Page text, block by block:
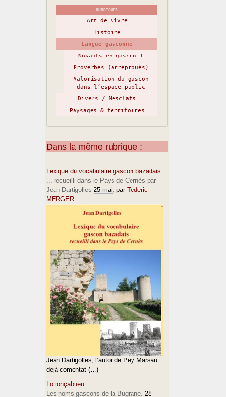
RUBRIQUES
Art de vivre
Histoire
Langue gasconne
Nosauts en gascon !
Proverbes (arréprouès)
Valorisation du gascon
dans l’espace public
Divers / Mesclats
Paysages & territoires
Dans la même rubrique :
Lexique du vocabulaire gascon bazadais
... recueilli dans le Pays de Cernès par
Jean Dartigolles 25 mai, par Tederic
MERGER
Jean Dartigolles, l’autor de Pey Marsau
dejà comentat (…)
Lo ronçabueu.
Les noms gascons de la Bugrane. 28